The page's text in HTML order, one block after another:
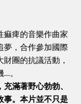
痲痺的音樂作曲家
夢，合作參加國際
團的抗議活動，
。
滿著野心勃勃、
事。本片並不只是